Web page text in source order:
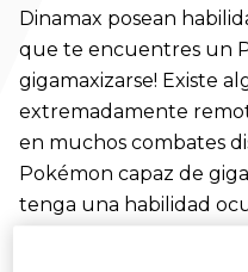
Dinamax posean
que te encuentres un
gigamaxizarse! Existe
extremadamente
en muchos combates
Pokémon capaz de
tenga una habilidad